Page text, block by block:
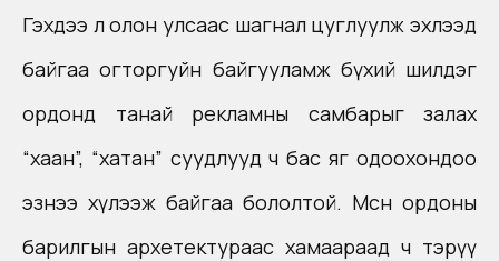
Гэхдээ л олон улсаас шагнал цуглуулж эхлээд
байгаа огторгуйн байгууламж бүхий шилдэг
ордонд танай рекламны самбарыг залах
“хаан”, “хатан” суудлууд ч бас яг одоохондоо
эзнээ хүлээж байгаа бололтой. Мөсөн ордоны
барилгын архетектураас хамаараад ч тэрүү